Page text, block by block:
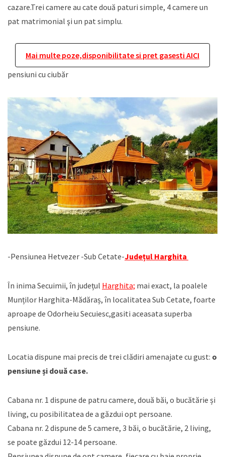
cazare.Trei camere au cate două paturi simple, 4 camere un
pat matrimonial şi un pat simplu.
Mai multe poze,disponibilitate si pret gasesti AICI
pensiuni cu ciubăr
-Pensiunea Hetvezer -Sub Cetate-Județul Harghita
În inima Secuimii, în județul Harghita; mai exact, la poalele
Munților Harghita-Mădăraș, în localitatea Sub Cetate, foarte
aproape de Odorheiu Secuiesc,gasiti aceasata superba
pensiune.
Locatia dispune mai precis de trei clădiri amenajate cu gust: o
pensiune și două case.
Cabana nr. 1 dispune de patru camere, două băi, o bucătărie și
living, cu posibilitatea de a găzdui opt persoane.
Cabana nr. 2 dispune de 5 camere, 3 băi, o bucătărie, 2 living,
se poate găzdui 12-14 persoane.